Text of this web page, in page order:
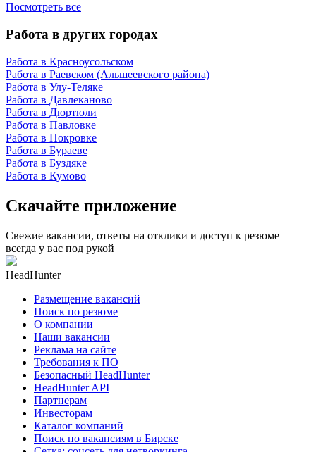
Посмотреть все
Работа в других городах
Работа в Красноусольском
Работа в Раевском (Альшеевского района)
Работа в Улу-Теляке
Работа в Давлеканово
Работа в Дюртюли
Работа в Павловке
Работа в Покровке
Работа в Бураеве
Работа в Буздяке
Работа в Кумово
Скачайте приложение
Свежие вакансии, ответы на отклики и доступ к резюме —
всегда у вас под рукой
HeadHunter
Размещение вакансий
Поиск по резюме
О компании
Наши вакансии
Реклама на сайте
Требования к ПО
Безопасный HeadHunter
HeadHunter API
Партнерам
Инвесторам
Каталог компаний
Поиск по вакансиям в Бирске